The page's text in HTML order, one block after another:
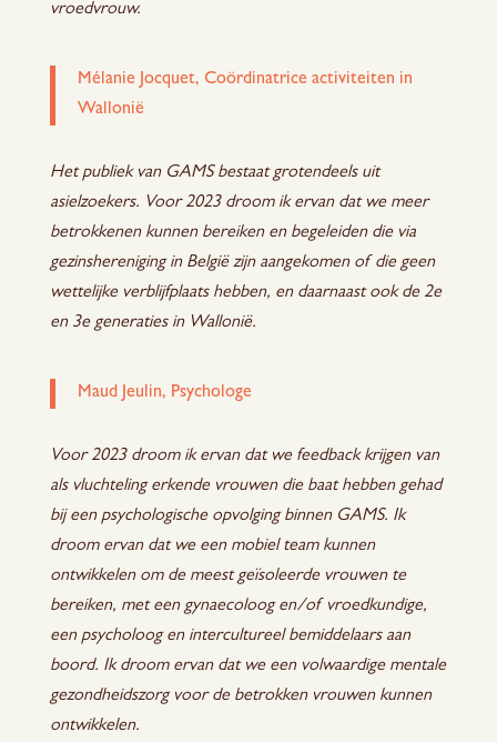
vroedvrouw.
Mélanie Jocquet, Coördinatrice activiteiten in
Wallonië
Het publiek van GAMS bestaat grotendeels uit
asielzoekers. Voor 2023 droom ik ervan dat we meer
betrokkenen kunnen bereiken en begeleiden die via
gezinshereniging in België zijn aangekomen of die geen
wettelijke verblijfplaats hebben, en daarnaast ook de 2e
en 3e generaties in Wallonië.
Maud Jeulin, Psychologe
Voor 2023 droom ik ervan dat we feedback krijgen van
als vluchteling erkende vrouwen die baat hebben gehad
bij een psychologische opvolging binnen GAMS. Ik
droom ervan dat we een mobiel team kunnen
ontwikkelen om de meest geïsoleerde vrouwen te
bereiken, met een gynaecoloog en/of vroedkundige,
een psycholoog en intercultureel bemiddelaars aan
boord. Ik droom ervan dat we een volwaardige mentale
gezondheidszorg voor de betrokken vrouwen kunnen
ontwikkelen.